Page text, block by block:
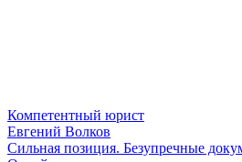
Компетентный юрист
Евгений Волков
Сильная позиция. Безупречные